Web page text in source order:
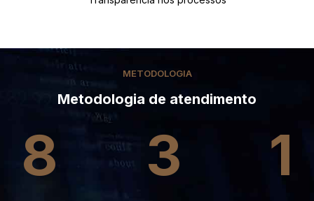
METODOLOGIA
Metodologia de atendimento
8 3 1